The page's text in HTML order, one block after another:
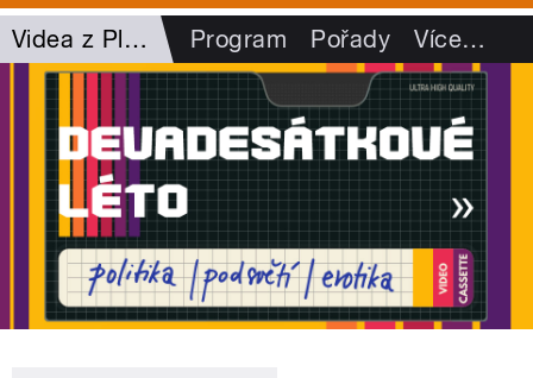
Videa z Plusu Program Pořady Více…